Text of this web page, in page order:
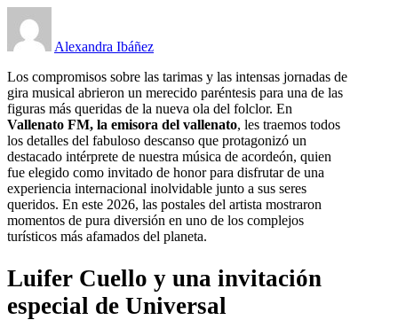
Alexandra Ibáñez
Los compromisos sobre las tarimas y las intensas jornadas de
gira musical abrieron un merecido paréntesis para una de las
figuras más queridas de la nueva ola del folclor. En
Vallenato FM, la emisora del vallenato, les traemos todos
los detalles del fabuloso descanso que protagonizó un
destacado intérprete de nuestra música de acordeón, quien
fue elegido como invitado de honor para disfrutar de una
experiencia internacional inolvidable junto a sus seres
queridos. En este 2026, las postales del artista mostraron
momentos de pura diversión en uno de los complejos
turísticos más afamados del planeta.
Luifer Cuello y una invitación
especial de Universal